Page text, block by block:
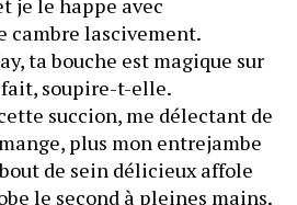
je le happe avec
cambre lascivement.
ta bouche est magique sur
soupire-t-elle.
succion, me délectant de
plus mon entrejambe
de sein délicieux affole
le second à pleines mains.